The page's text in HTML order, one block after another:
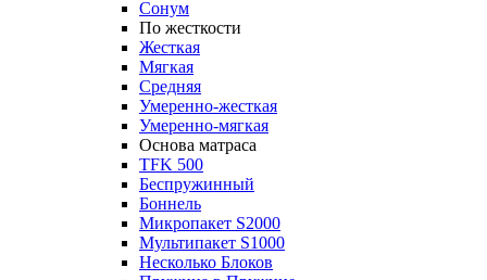
Сонум
По жесткости
Жесткая
Мягкая
Средняя
Умеренно-жесткая
Умеренно-мягкая
Основа матраса
TFK 500
Беспружинный
Боннель
Микропакет S2000
Мультипакет S1000
Несколько Блоков